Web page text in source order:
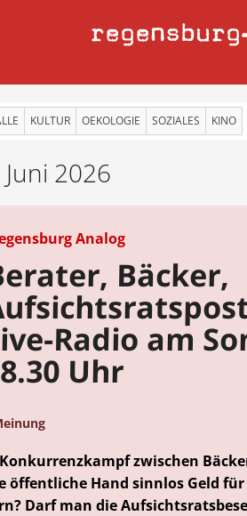
regensburg
KULTUR OEKOLOGIE SOZIALES KINO
2026
Analog
Bäcker,
Radio am
Uhr
zwischen
öffentliche Hand sinnlos Geld
Darf man die